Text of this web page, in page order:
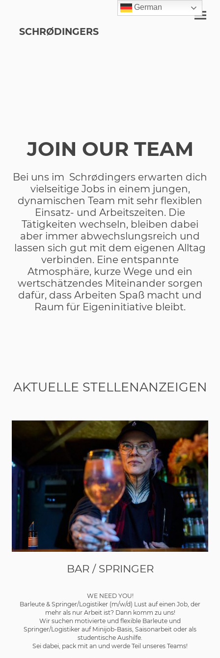
SCHRØDINGERS
JOIN OUR TEAM
Bei uns im Schrødingers erwarten dich
vielseitige Jobs in einem jungen,
dynamischen Team mit sehr flexiblen
Einsatz- und Arbeitszeiten. Die
Tätigkeiten wechseln, bleiben dabei
aber immer abwechslungsreich und
lassen sich gut mit dem eigenen Alltag
verbinden. Eine entspannte
Atmosphäre, kurze Wege und ein
wertschätzendes Miteinander sorgen
dafür, dass Arbeiten Spaß macht und
Raum für Eigeninitiative bleibt.
AKTUELLE STELLENANZEIGEN
BAR / SPRINGER
WE NEED YOU!
Barleute & Springer/Logistiker (m/w/d) Lust auf einen Job, der
mehr als nur Arbeit ist? Dann komm zu uns!
Wir suchen motivierte und flexible Barleute und
Springer/Logistiker auf Minijob-Basis, Saisonarbeit oder als
studentische Aushilfe.
Sei dabei, pack mit an und werde Teil unseres Teams!
German